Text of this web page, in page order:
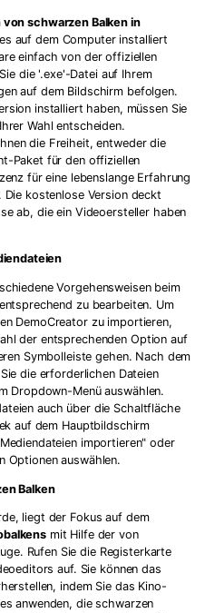
schwarzen Balken in
auf dem Computer installiert
einfach von der offiziellen
die '.exe'-Datei auf Ihrem
auf dem Bildschirm befolgen.
installiert haben, müssen Sie
Wahl entscheiden.
die Freiheit, entweder die
Paket für den offiziellen
für eine lebenslange Erfahrung
kostenlose Version deckt
ab, die ein Videoersteller haben
Vorgehensweisen beim
zu bearbeiten. Um
DemoCreator zu importieren,
der entsprechenden Option auf
Symbolleiste gehen. Nach dem
die erforderlichen Dateien
Dropdown-Menü auswählen.
auch über die Schaltfläche
auf dem Hauptbildschirm
importieren" oder
Optionen auswählen.
Balken
liegt der Fokus auf dem
mit Hilfe der von
Rufen Sie die Registerkarte
auf. Sie können das
indem Sie das Kino-
anwenden, die schwarzen